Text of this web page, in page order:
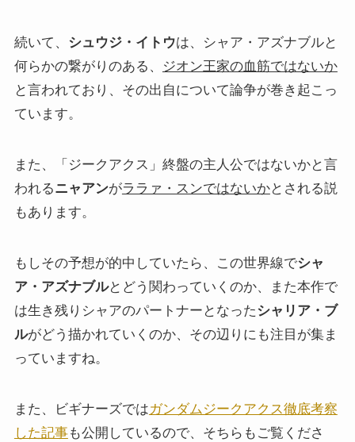
続いて、 シュウジ・イトウは、シャア・アズナブルと
何らかの繋がりのある、
ジオン王家の血筋ではないか
と言われており、その出自について論争が巻き起こっ
ています。
また、「ジークアクス」終盤の主人公ではないかと言
われるニャアンがララァ・スンではないかとされる説
もあります。
もしその予想が的中していたら、この世界線でシャ
ア・アズナブルとどう関わっていくのか、また本作で
は生き残りシャアのパートナーとなったシャリア・ブ
ルがどう描かれていくのか、その辺りにも注目が集ま
っていますね。
また、ビギナーズではガンダムジークアクス徹底考察
した記事も公開しているので、そちらもご覧くださ